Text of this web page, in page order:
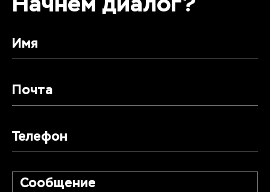
Начнем диалог?
Имя
Почта
Телефон
Сообщение